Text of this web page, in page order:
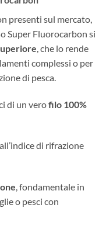
presenti sul mercato,
Super Fluorocarbon si
, che lo rende
complessi o per
di pesca.
di un verofilo 100%
di rifrazione
, fondamentale in
o pesci con